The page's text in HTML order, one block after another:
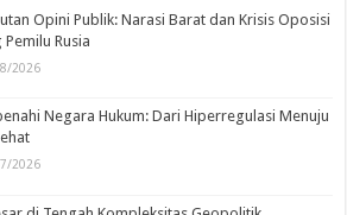
Opini Publik: Narasi Barat dan Krisis Oposisi
Pemilu Rusia
2026
Negara Hukum: Dari Hiperregulasi Menuju
2026